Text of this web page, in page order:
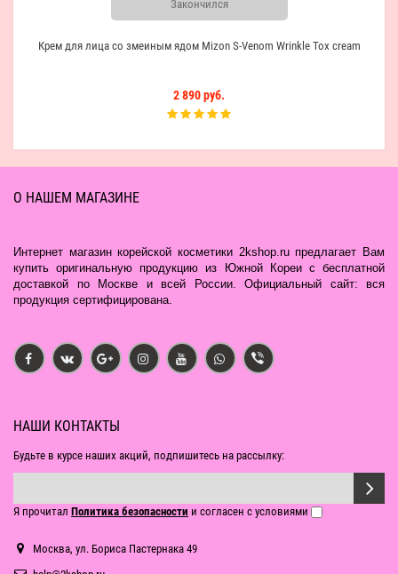
Закончился
Крем для лица со змеиным ядом Mizon S-Venom Wrinkle Tox cream
2 890 руб.
О НАШЕМ МАГАЗИНЕ
Интернет магазин корейской косметики 2kshop.ru предлагает Вам
купить оригинальную продукцию из Южной Кореи с бесплатной
доставкой по Москве и всей России. Официальный сайт: вся
продукция сертифицирована.
НАШИ КОНТАКТЫ
Будьте в курсе наших акций, подпишитесь на рассылку:
Я прочитал Политика безопасности и согласен с условиями
Москва, ул. Бориса Пастернака 49